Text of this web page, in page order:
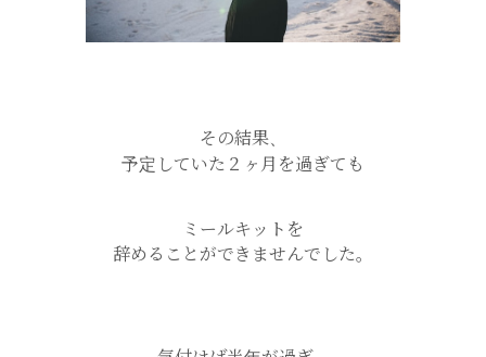
その結果、
予定していた２ヶ月を過ぎても
ミールキットを
辞めることができませんでした。